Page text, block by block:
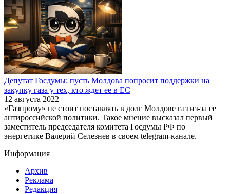
Депутат Госдумы: пусть Молдова попросит поддержки на
закупку газа у тех, кто ждет ее в ЕС
12 августа 2022
«Газпрому» не стоит поставлять в долг Молдове газ из-за ее
антироссийской политики. Такое мнение высказал первый
заместитель председателя комитета Госдумы РФ по
энергетике Валерий Селезнев в своем telegram-канале.
Информация
Архив
Реклама
Редакция